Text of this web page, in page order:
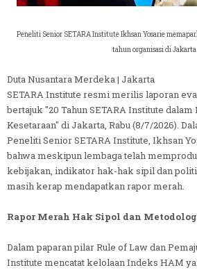
Peneliti Senior SETARA Institute Ikhsan Yosarie
tahun organisasi di Jakarta.
Duta Nusantara Merdeka | Jakarta
SETARA Institute resmi merilis laporan
bertajuk "20 Tahun SETARA Institute
Kesetaraan" di Jakarta, Rabu (8/7/2026).
Peneliti Senior SETARA Institute, Ikhsan
bahwa meskipun lembaga telah
kebijakan, indikator hak-hak sipil dan
masih kerap mendapatkan rapor merah.
Rapor Merah Hak Sipol dan
Dalam paparan pilar Rule of Law dan
Institute mencatat kelolaan Indeks HAM